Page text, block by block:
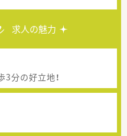
求人の魅力
3分の好立地！